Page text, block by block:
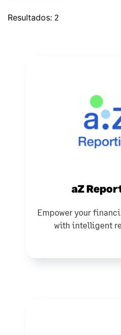
Resultados: 2
aZ
Empower your
with intelligent